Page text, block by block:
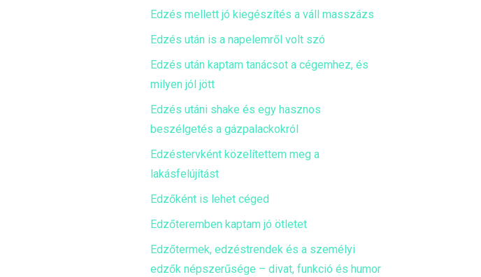
Edzés mellett jó kiegészítés a váll masszázs
Edzés után is a napelemről volt szó
Edzés után kaptam tanácsot a cégemhez, és
milyen jól jött
Edzés utáni shake és egy hasznos
beszélgetés a gázpalackokról
Edzéstervként közelítettem meg a
lakásfelújítást
Edzőként is lehet céged
Edzőteremben kaptam jó ötletet
Edzőtermek, edzéstrendek és a személyi
edzők népszerűsége – divat, funkció és humor